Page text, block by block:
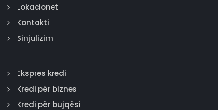
Lokacionet
Kontakti
Sinjalizimi
Ekspres kredi
Kredi për biznes
Kredi për bujqësi